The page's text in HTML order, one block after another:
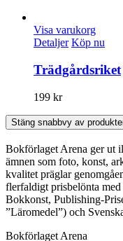
Visa varukorg
Detaljer Köp nu
Trädgårdsriket
199 kr
Stäng snabbvy av
Bokförlaget Arena ger ut
ämnen som foto, konst,
kvalitet präglar
flerfaldigt prisbelönta
Bokkonst, Publishing-
”Läromedel”) och
Bokförlaget Arena